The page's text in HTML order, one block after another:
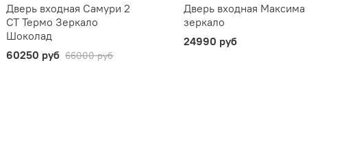
Дверь входная Самури 2
СТ Термо Зеркало
Шоколад
60250 руб 66000 руб
Дверь входная Максима
зеркало
24990 руб